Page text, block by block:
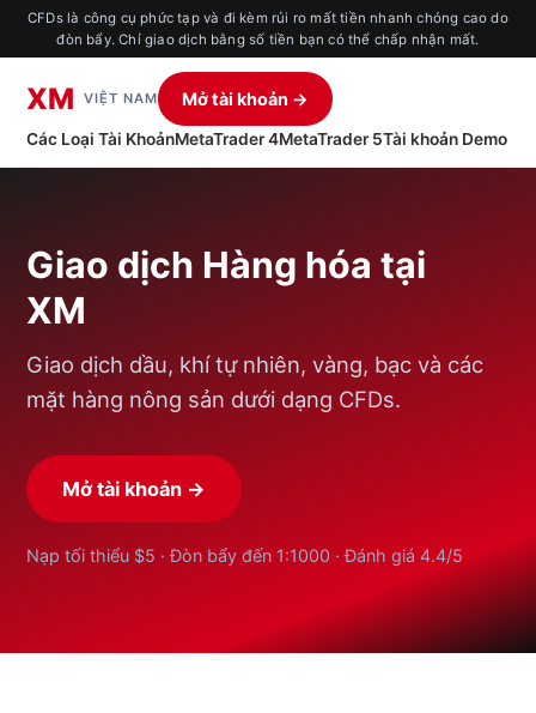
CFDs là công cụ phức tạp và đi kèm rủi ro mất tiền nhanh chóng cao do
đòn bẩy. Chỉ giao dịch bằng số tiền bạn có thể chấp nhận mất.
XM VIỆT NAM
Các Loại Tài KhoảnMetaTrader 4MetaTrader 5Tài khoản Demo
Mở tài khoản →
Giao dịch Hàng hóa tại
XM
Giao dịch dầu, khí tự nhiên, vàng, bạc và các
mặt hàng nông sản dưới dạng CFDs.
Mở tài khoản →
Nạp tối thiểu $5 · Đòn bẩy đến 1:1000 · Đánh giá 4.4/5